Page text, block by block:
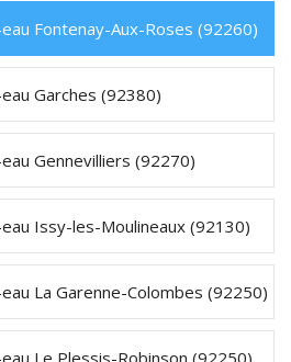
Fontenay-Aux-Roses (92260)
Garches (92380)
Gennevilliers (92270)
Issy-les-Moulineaux (92130)
La Garenne-Colombes (92250)